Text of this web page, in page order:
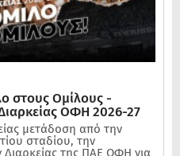
στους Ομίλους -
ΟΦΗ 2026-27
μετάδοση από την
σταδίου, την
της ΠΑΕ ΟΦΗ για